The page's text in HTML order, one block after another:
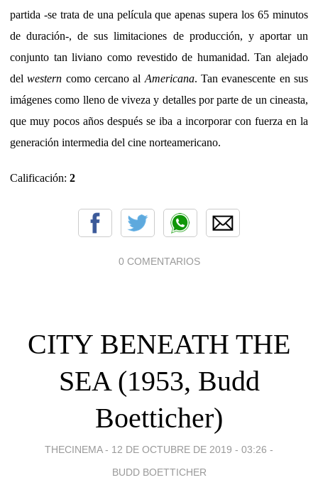
partida -se trata de una película que apenas supera los 65 minutos
de duración-, de sus limitaciones de producción, y aportar un
conjunto tan liviano como revestido de humanidad. Tan alejado
delwestern como cercano al Americana. Tan evanescente en sus
imágenes como lleno de viveza y detalles por parte de un cineasta,
que muy pocos años después se iba a incorporar con fuerza en la
generación intermedia del cine norteamericano.
Calificación: 2
0 COMENTARIOS
CITY BENEATH THE
SEA (1953, Budd
Boetticher)
THECINEMA - 12 DE OCTUBRE DE 2019 - 03:26 -
BUDD BOETTICHER